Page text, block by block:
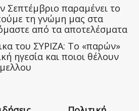
Σεπτέμβριο παραμένει το
τη γνώμη μας στα
από τα αποτελέσματα
του ΣΥΡΙΖΑ: Το «παρών»
ηγεσία και ποιοι θέλουν